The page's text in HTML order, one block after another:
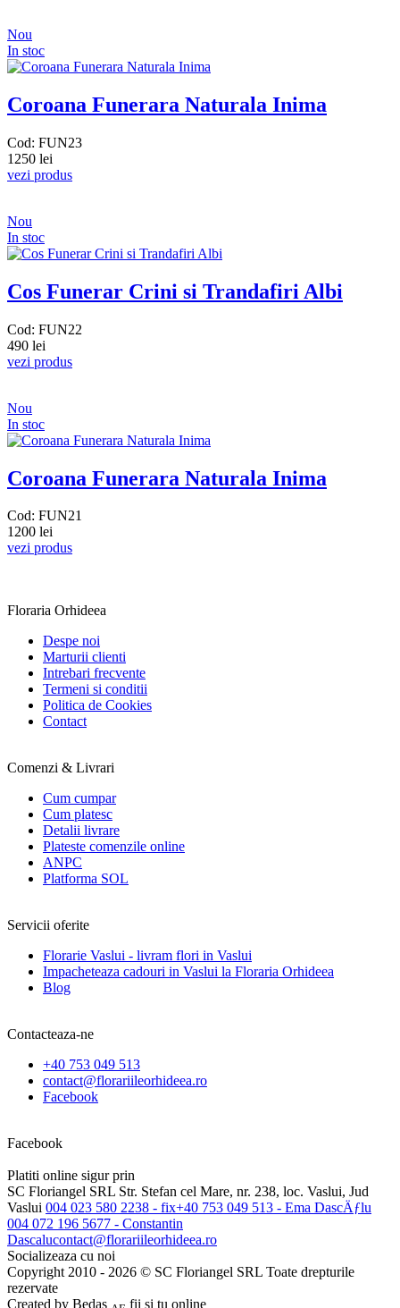
Nou
In stoc
Coroana Funerara Naturala Inima
Cod: FUN23
1250 lei
vezi produs
Nou
In stoc
Cos Funerar Crini si Trandafiri Albi
Cod: FUN22
490 lei
vezi produs
Nou
In stoc
Coroana Funerara Naturala Inima
Cod: FUN21
1200 lei
vezi produs
Floraria Orhideea
Despe noi
Marturii clienti
Intrebari frecvente
Termeni si conditii
Politica de Cookies
Contact
Comenzi & Livrari
Cum cumpar
Cum platesc
Detalii livrare
Plateste comenzile online
ANPC
Platforma SOL
Servicii oferite
Florarie Vaslui - livram flori in Vaslui
Impacheteaza cadouri in Vaslui la Floraria Orhideea
Blog
Contacteaza-ne
+40 753 049 513
contact@florariileorhideea.ro
Facebook
Facebook
Platiti online sigur prin
SC Floriangel SRL Str. Stefan cel Mare, nr. 238, loc. Vaslui, Jud
Vaslui 004 023 580 2238 - fix+40 753 049 513 - Ema DascÄƒlu
004 072 196 5677 - Constantin
Dascalucontact@florariileorhideea.ro
Socializeaza cu noi
Copyright 2010 - 2026 © SC Floriangel SRL Toate drepturile
rezervate
Created by Bedas fii si tu online